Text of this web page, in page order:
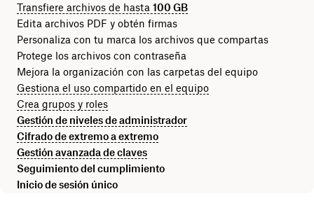
Transfiere archivos de hasta 100 GB
Edita archivos PDF y obtén firmas
Personaliza con tu marca los archivos que compartas
Protege los archivos con contraseña
Mejora la organización con las carpetas del equipo
Gestiona el uso compartido en el equipo
Crea grupos y roles
Gestión de niveles de administrador
Cifrado de extremo a extremo
Gestión avanzada de claves
Seguimiento del cumplimiento
Inicio de sesión único